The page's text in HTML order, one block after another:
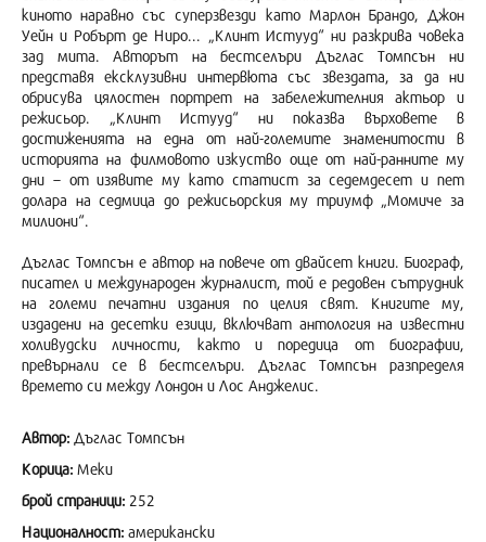
киното наравно със суперзвезди като Марлон Брандо, Джон
Уейн и Робърт де Ниро... „Клинт Истууд“ ни разкрива човека
зад мита. Авторът на бестселъри Дъглас Томпсън ни
представя ексклузивни интервюта със звездата, за да ни
обрисува цялостен портрет на забележителния актьор и
режисьор. „Клинт Истууд“ ни показва върховете в
достиженията на една от най-големите знаменитости в
историята на филмовото изкуство още от най-ранните му
дни – от изявите му като статист за седемдесет и пет
долара на седмица до режисьорския му триумф „Момиче за
милиони“.
Дъглас Томпсън е автор на повече от двайсет книги. Биограф,
писател и международен журналист, той е редовен сътрудник
на големи печатни издания по целия свят. Книгите му,
издадени на десетки езици, включват антология на известни
холивудски личности, както и поредица от биографии,
превърнали се в бестселъри. Дъглас Томпсън разпределя
времето си между Лондон и Лос Анджелис.
Автор: Дъглас Томпсън
Корица: Меки
брой страници: 252
Националност: американски